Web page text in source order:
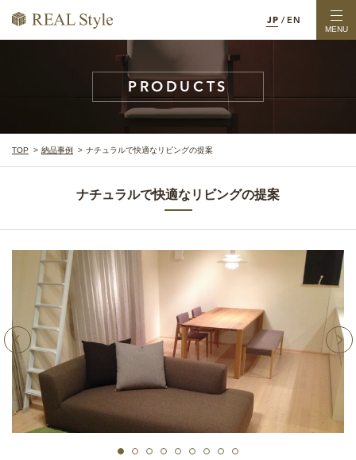
JP / EN
MENU
PRODUCTS
TOP 納品事例 ナチュラルで快適なリビングの提案
ナチュラルで快適なリビングの提案